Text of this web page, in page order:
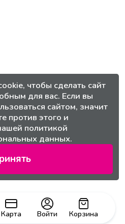
Карта Корзина
Войти
чтобы сделать сайт
для вас. Если вы
сайтом, значит
против этого и
политикой
данных.